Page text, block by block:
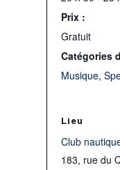
Prix :
Gratuit
Catégories
Musique,
Lieu
Club
183, rue du